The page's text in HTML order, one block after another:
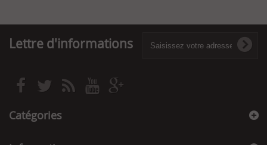
Lettre d'informations
Catégories